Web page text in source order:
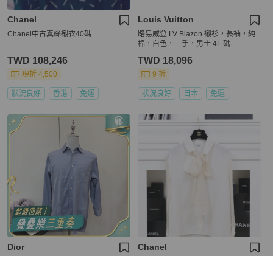
Chanel
Chanel中古真絲襯衣40碼
TWD 108,246
現折 4,500
狀況良好 香港 免運
Louis Vuitton
路易威登 LV Blazon 襯衫，長袖，純
棉，白色，二手，男士 4L 碼
TWD 18,096
9 折
狀況良好 日本 免運
Dior Chanel